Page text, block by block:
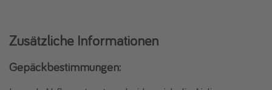
Zusätzliche Informationen
Gepäckbestimmungen: